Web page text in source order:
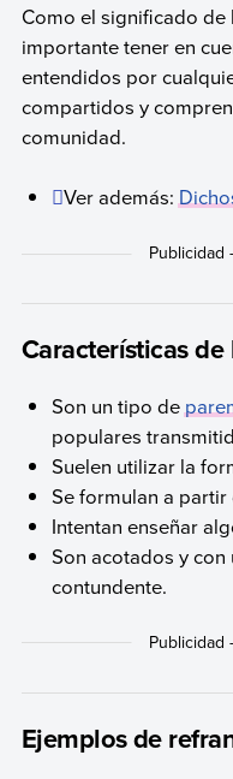
Como el significado
importante tener en
entendidos por
compartidos y
comunidad.
Ver además:
Características
Son un tipo de
populares
Suelen utilizar la
Se formulan a
Intentan enseñar
Son acotados y
contundente.
Ejemplos de